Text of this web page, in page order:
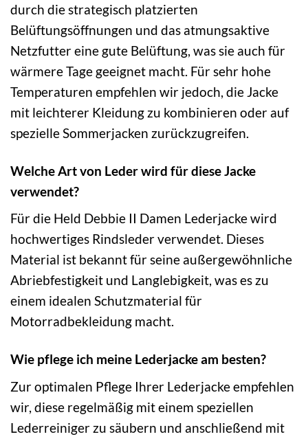
durch die strategisch platzierten
Belüftungsöffnungen und das atmungsaktive
Netzfutter eine gute Belüftung, was sie auch für
wärmere Tage geeignet macht. Für sehr hohe
Temperaturen empfehlen wir jedoch, die Jacke
mit leichterer Kleidung zu kombinieren oder auf
spezielle Sommerjacken zurückzugreifen.
Welche Art von Leder wird für diese Jacke
verwendet?
Für die Held Debbie II Damen Lederjacke wird
hochwertiges Rindsleder verwendet. Dieses
Material ist bekannt für seine außergewöhnliche
Abriebfestigkeit und Langlebigkeit, was es zu
einem idealen Schutzmaterial für
Motorradbekleidung macht.
Wie pflege ich meine Lederjacke am besten?
Zur optimalen Pflege Ihrer Lederjacke empfehlen
wir, diese regelmäßig mit einem speziellen
Lederreiniger zu säubern und anschließend mit